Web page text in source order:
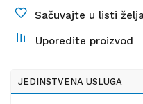
Sačuvajte u listi
Uporedite proizvod
JEDINSTVENA USLUGA